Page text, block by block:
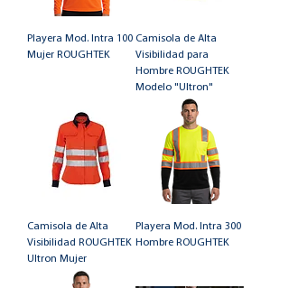
Playera Mod. Intra 100
Mujer ROUGHTEK
Camisola de Alta
Visibilidad para
Hombre ROUGHTEK
Modelo "Ultron"
Camisola de Alta
Visibilidad ROUGHTEK
Ultron Mujer
Playera Mod. Intra 300
Hombre ROUGHTEK